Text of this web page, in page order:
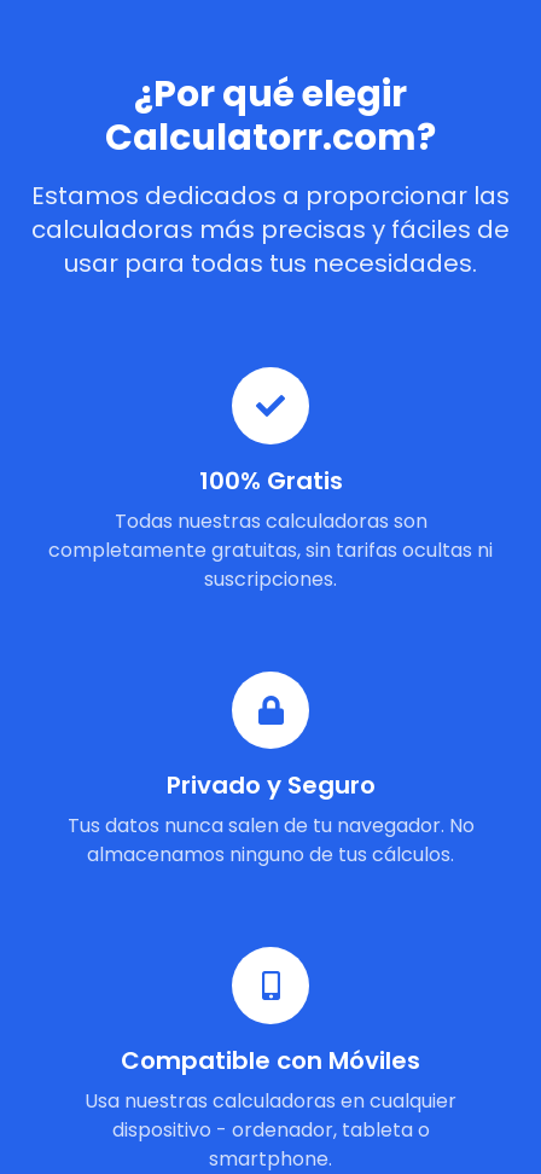
¿Por qué elegir
Calculatorr.com?
Estamos dedicados a proporcionar las
calculadoras más precisas y fáciles de
usar para todas tus necesidades.
100% Gratis
Todas nuestras calculadoras son
completamente gratuitas, sin tarifas ocultas ni
suscripciones.
Privado y Seguro
Tus datos nunca salen de tu navegador. No
almacenamos ninguno de tus cálculos.
Compatible con Móviles
Usa nuestras calculadoras en cualquier
dispositivo - ordenador, tableta o
smartphone.